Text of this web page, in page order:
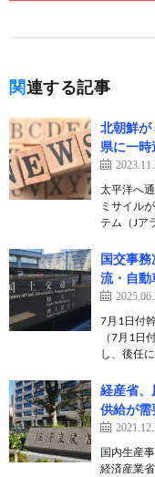
関連する記事
北朝鮮が
県に一
太平洋へ
ミサイル
テム（Jア
国交事
流・自動
7月1日付
（7月1日
し、後任
経産省、
供給が需
国内生産
経済産業